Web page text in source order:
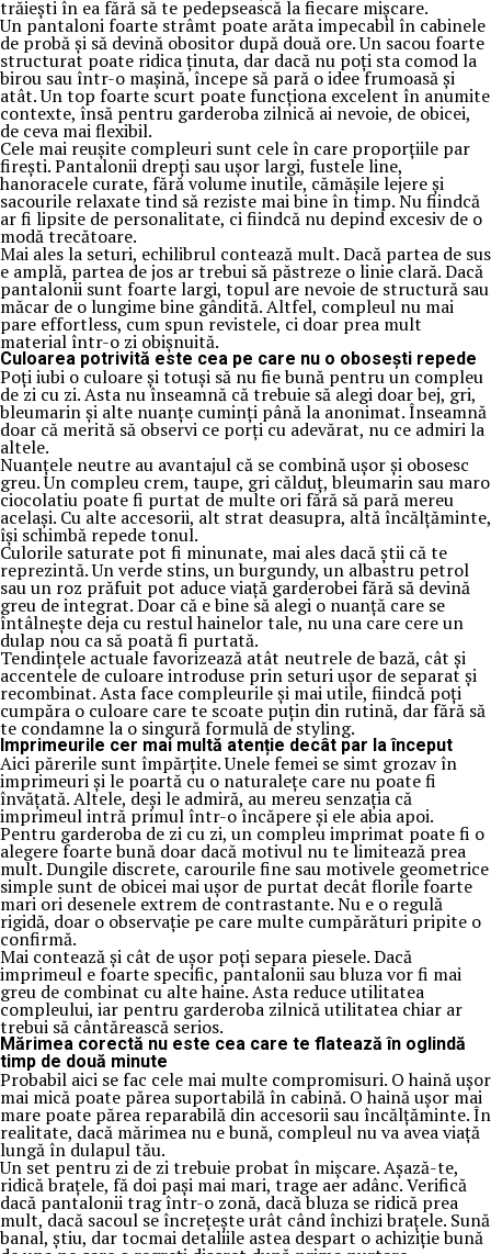
trăiești în ea fără să te pedepsească la fiecare mișcare.
Un pantaloni foarte strâmt poate arăta impecabil în cabinele
de probă și să devină obositor după două ore. Un sacou foarte
structurat poate ridica ținuta, dar dacă nu poți sta comod la
birou sau într-o mașină, începe să pară o idee frumoasă și
atât. Un top foarte scurt poate funcționa excelent în anumite
contexte, însă pentru garderoba zilnică ai nevoie, de obicei,
de ceva mai flexibil.
Cele mai reușite compleuri sunt cele în care proporțiile par
firești. Pantalonii drepți sau ușor largi, fustele line,
hanoracele curate, fără volume inutile, cămășile lejere și
sacourile relaxate tind să reziste mai bine în timp. Nu fiindcă
ar fi lipsite de personalitate, ci fiindcă nu depind excesiv de o
modă trecătoare.
Mai ales la seturi, echilibrul contează mult. Dacă partea de sus
e amplă, partea de jos ar trebui să păstreze o linie clară. Dacă
pantalonii sunt foarte largi, topul are nevoie de structură sau
măcar de o lungime bine gândită. Altfel, compleul nu mai
pare effortless, cum spun revistele, ci doar prea mult
material într-o zi obișnuită.
Culoarea potrivită este cea pe care nu o obosești repede
Poți iubi o culoare și totuși să nu fie bună pentru un compleu
de zi cu zi. Asta nu înseamnă că trebuie să alegi doar bej, gri,
bleumarin și alte nuanțe cuminți până la anonimat. Înseamnă
doar că merită să observi ce porți cu adevărat, nu ce admiri la
altele.
Nuanțele neutre au avantajul că se combină ușor și obosesc
greu. Un compleu crem, taupe, gri călduț, bleumarin sau maro
ciocolatiu poate fi purtat de multe ori fără să pară mereu
același. Cu alte accesorii, alt strat deasupra, altă încălțăminte,
își schimbă repede tonul.
Culorile saturate pot fi minunate, mai ales dacă știi că te
reprezintă. Un verde stins, un burgundy, un albastru petrol
sau un roz prăfuit pot aduce viață garderobei fără să devină
greu de integrat. Doar că e bine să alegi o nuanță care se
întâlnește deja cu restul hainelor tale, nu una care cere un
dulap nou ca să poată fi purtată.
Tendințele actuale favorizează atât neutrele de bază, cât și
accentele de culoare introduse prin seturi ușor de separat și
recombinat. Asta face compleurile și mai utile, fiindcă poți
cumpăra o culoare care te scoate puțin din rutină, dar fără să
te condamne la o singură formulă de styling.
Imprimeurile cer mai multă atenție decât par la început
Aici părerile sunt împărțite. Unele femei se simt grozav în
imprimeuri și le poartă cu o naturalețe care nu poate fi
învățată. Altele, deși le admiră, au mereu senzația că
imprimeul intră primul într-o încăpere și ele abia apoi.
Pentru garderoba de zi cu zi, un compleu imprimat poate fi o
alegere foarte bună doar dacă motivul nu te limitează prea
mult. Dungile discrete, carourile fine sau motivele geometrice
simple sunt de obicei mai ușor de purtat decât florile foarte
mari ori desenele extrem de contrastante. Nu e o regulă
rigidă, doar o observație pe care multe cumpărături pripite o
confirmă.
Mai contează și cât de ușor poți separa piesele. Dacă
imprimeul e foarte specific, pantalonii sau bluza vor fi mai
greu de combinat cu alte haine. Asta reduce utilitatea
compleului, iar pentru garderoba zilnică utilitatea chiar ar
trebui să cântărească serios.
Mărimea corectă nu este cea care te flatează în oglindă
timp de două minute
Probabil aici se fac cele mai multe compromisuri. O haină ușor
mai mică poate părea suportabilă în cabină. O haină ușor mai
mare poate părea reparabilă din accesorii sau încălțăminte. În
realitate, dacă mărimea nu e bună, compleul nu va avea viață
lungă în dulapul tău.
Un set pentru zi de zi trebuie probat în mișcare. Așază-te,
ridică brațele, fă doi pași mai mari, trage aer adânc. Verifică
dacă pantalonii trag într-o zonă, dacă bluza se ridică prea
mult, dacă sacoul se încrețește urât când închizi brațele. Sună
banal, știu, dar tocmai detaliile astea despart o achiziție bună